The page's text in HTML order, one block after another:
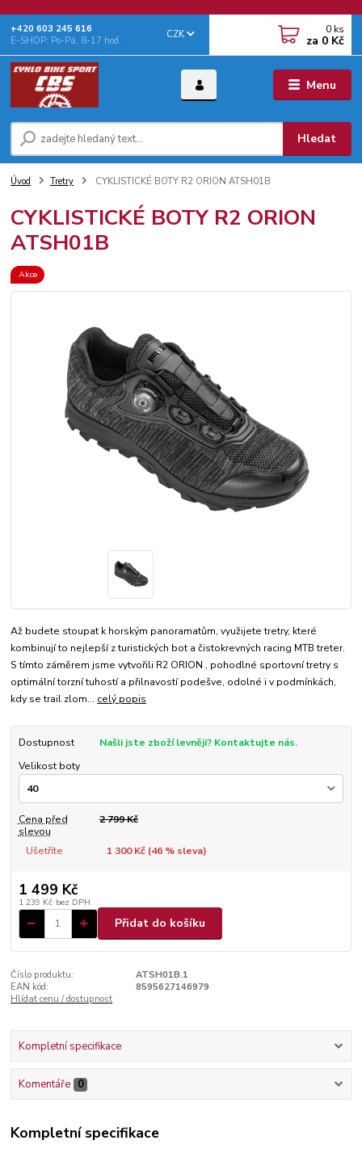
Menu
CZK
Hledat
+‭420 603 245 616‬
E-SHOP: Po-Pá, 8-17 hod.
0 ks
za 0 Kč
Úvod Tretry CYKLISTICKÉ BOTY R2 ORION ATSH01B
CYKLISTICKÉ BOTY R2 ORION
ATSH01B
Akce
Až budete stoupat k horským panoramatům, využijete tretry, které
kombinují to nejlepší z turistických bot a čistokrevných racing MTB treter.
S tímto záměrem jsme vytvořili R2 ORION , pohodlné sportovní tretry s
optimální torzní tuhostí a přilnavostí podešve, odolné i v podmínkách,
kdy se trail zlom... celý popis
Dostupnost
Našli jste zboží levněji? Kontaktujte nás.
Velikost boty
Cena před
slevou
2 799 Kč
Ušetříte 1 300 Kč (46% sleva)
1 499 Kč
1 239 Kč bez DPH
Přidat do košíku
Číslo produktu:
ATSH01B.1
EAN kód:
8595627146979
Hlídat cenu / dostupnost
Kompletní specifikace
Komentáře 0
Kompletní specifikace